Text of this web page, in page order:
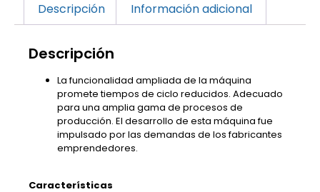
Descripción Información adicional
Descripción
La funcionalidad ampliada de la máquina
promete tiempos de ciclo reducidos. Adecuado
para una amplia gama de procesos de
producción. El desarrollo de esta máquina fue
impulsado por las demandas de los fabricantes
emprendedores.
Características